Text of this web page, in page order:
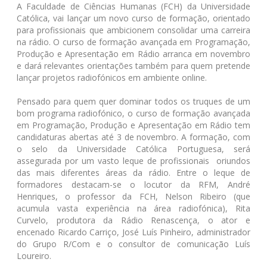
A Faculdade de Ciências Humanas (FCH) da Universidade
Católica, vai lançar um novo curso de formação, orientado
para profissionais que ambicionem consolidar uma carreira
na rádio. O curso de formação avançada em Programação,
Produção e Apresentação em Rádio arranca em novembro
e dará relevantes orientações também para quem pretende
lançar projetos radiofónicos em ambiente online.
Pensado para quem quer dominar todos os truques de um
bom programa radiofónico, o curso de formação avançada
em Programação, Produção e Apresentação em Rádio tem
candidaturas abertas até 3 de novembro. A formação, com
o selo da Universidade Católica Portuguesa, será
assegurada por um vasto leque de profissionais oriundos
das mais diferentes áreas da rádio. Entre o leque de
formadores destacam-se o locutor da RFM, André
Henriques, o professor da FCH, Nelson Ribeiro (que
acumula vasta experiência na área radiofónica), Rita
Curvelo, produtora da Rádio Renascença, o ator e
encenado Ricardo Carriço, José Luís Pinheiro, administrador
do Grupo R/Com e o consultor de comunicação Luís
Loureiro.